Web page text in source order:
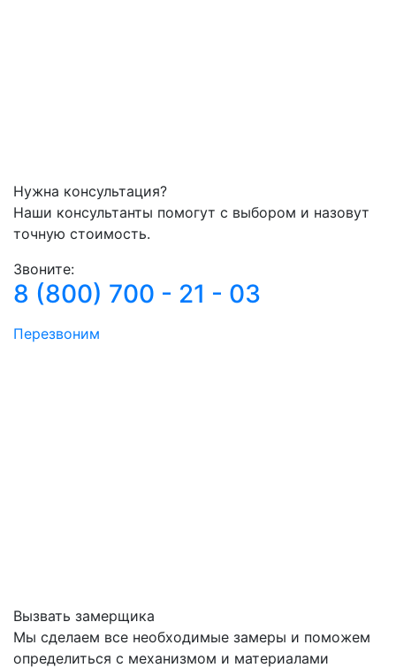
Нужна консультация?
Наши консультанты помогут с выбором и назовут
точную стоимость.
Звоните:
8 (800) 700 - 21 - 03
Перезвоним
Вызвать замерщика
Мы сделаем все необходимые замеры и поможем
определиться с механизмом и материалами